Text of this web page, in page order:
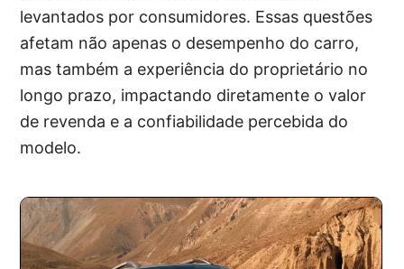
levantados por consumidores. Essas questões
afetam não apenas o desempenho do carro,
mas também a experiência do proprietário no
longo prazo, impactando diretamente o valor
de revenda e a confiabilidade percebida do
modelo.